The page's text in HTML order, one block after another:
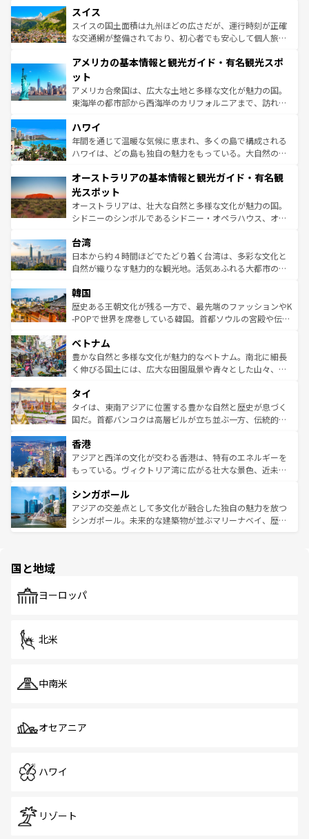
を参照してほしい。
は、お酒好きな人にはぜひ体験してほしい。 なお、新着の
ドイツ情報はコンテンツ一覧を参照してほしい。
リアごとに異なる魅力がある。また、優雅なアフタヌーン
ティー、ビール好きにはたまらない英国パブ、サッカー観
戦など、本場だからこそできる体験も豊富。イギリスを旅
ンツ一覧を参照してほしい。
スイス
スイスの国土面積は九州ほどの広さだが、運行時刻が正確
な交通網が整備されており、初心者でも安心して個人旅行
の建物がそのまま残る町や、スイスならではのユニークな
博物館もあり、アルプス観光だけでなく町歩きも満喫する
ことができる。国民の所得が高いため物価も高いが、旅行
者向けの交通パス提供のサービスもあり、うまく活用すれ
着のスイス情報は
アメリカの基本情報と観光ガイド・有名観光スポ
ット
アメリカ合衆国は、広大な土地と多様な文化が魅力の国。
東海岸の都市部から西海岸のカリフォルニアまで、訪れる
のような巨大都市は、観光、ショッピング、エンターテイ
ンメントが詰まった刺激的なスポットだ。一方、アメリカ
西部には大自然が広がり、グランドキャニオンやイエロー
部のニューオーリンズでは、音楽と美食が融合した独特の
文化が魅力。旅行者はアメリカの各地域で異なる魅力を楽
しみながら、その多様性と豊かな歴史を感じることができ
るだろう。車でのロードトリップや列車の旅も、アメリカ
情報は
ハワイ
年間を通じて温暖な気候に恵まれ、多くの島で構成される
ハワイは、どの島も独自の魅力をもっている。大自然の神
ワイ島は見逃せない。また、定番の観光地といえばオアフ
島だが、静かな自然を求めるならマウイ島やカウアイ島が
おすすめ。エメラルドグリーンに輝く海をはじめ、豊かな
文化や歴史が息づいている。「アロハスピリット」と呼ば
人々、おいしいローカルフードやハワイアンミュージッ
ク、伝統的なフラダンスなど、すべてがハワイの魅力を彩
っている。訪れるたびに新しい発見と感動が待っているハ
はコンテンツ一覧
オーストラリアの基本情報と観光ガイド・有名観
光スポット
オーストラリアは、壮大な自然と多様な文化が魅力の国。
シドニーのシンボルであるシドニー・オペラハウス、オー
リアリーフや大陸中央部にそびえるウルル（エアーズロッ
ク）、タスマニアの美しい原生林やケアンズの熱帯雨林な
ど、見どころがたくさん。また、カフェやワイン、オージ
いる。アクティビティも充実しており、サーフィンやダイ
ビング、ハイキングなど、アウトドア好きにはたまらな
い。オーストラリアの多彩な魅力を存分に味わいつくそ
参照してほしい。
台湾
日本から約４時間ほどでたどり着く台湾は、多彩な文化と
自然が織りなす魅力的な観光地。活気あふれる大都市の台
ン）、静ひつな山岳地帯である台湾東部など、都市の喧騒
と山間の静けさが共存しており、訪れる人に新しい発見と
驚きをもたらしてくれる。また、奥深い台湾の食文化も魅
容にもいいと評判のスイーツなど、バラエティ豊かな料理
が味わえる。 なお、新着の台湾情報は コンテンツ一覧を参
照してほしい。
韓国
歴史ある王朝文化が残る一方で、最先端のファッションやK
-POPで世界を席巻している韓国。首都ソウルの宮殿や伝統
き、地方に足を延ばせば四季折々の自然美を楽しむことが
できる。そして、キムチや焼肉、絶品のストリートフード
まで、さまざまな韓国料理が待っている。夜には、韓国な
リティに包まれながら、韓国の多彩な魅力を心ゆくまで味
わってみてほしい。 なお、新着の韓国情報はコンテンツ一
覧を参照してほしい。
ベトナム
豊かな自然と多様な文化が魅力的なベトナム。南北に細長
く伸びる国土には、広大な田園風景や青々とした山々、世
急速な発展と共に伝統が息づく。ハノイの古い町並みやホ
ーチミン市のフランス統治時代の建物も、独特の雰囲気を
醸し出している。また、バラエティの豊かさとおいしさで
とつ。フォーやバインミー、ベトナムコーヒーなどは、ぜ
ひ現地で味わいたい。どの地域を訪れてもあたたかい人々
が旅行者を迎えてくれるので、きっと忘れられない旅にな
参照してほしい。
タイ
タイは、東南アジアに位置する豊かな自然と歴史が息づく
国だ。首都バンコクは高層ビルが立ち並ぶ一方、伝統的な
の活気が交差している。北部ではチェンマイなどの山岳地
帯で自然と触れ合い、南部ではプーケットやクラビの美し
いビーチでリゾート気分を楽しむことができる。タイ料理
激する。気候は一年中温暖で、どの季節にも異なる楽しみ
が待っている。親しみやすいタイの人々、仏教を中心とし
た文化、そして多様な観光資源が、訪れる旅人を魅了し続
香港
アジアと西洋の文化が交わる香港は、特有のエネルギーを
もっている。ヴィクトリア湾に広がる壮大な景色、近未来
み、どこを訪れても感動するはず。観光スポットが密集し
ており、効率よく見どころを回れるのも魅力。息をのむよ
うな絶景から文化的な体験まで、香港を存分に楽しみ尽く
シンガポール
アジアの交差点として多文化が融合した独自の魅力を放つ
シンガポール。未来的な建築物が並ぶマリーナベイ、歴史
で、ホーカーズは地元の風情を楽しめる外せないスポット
国と地域
ヨーロッパ
北米
中南米
オセアニア
ハワイ
リゾート